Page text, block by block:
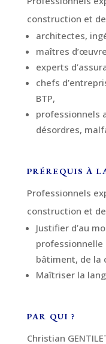
construction et
architectes,
maîtres
experts
chefs
BTP,
professionnels
désordres,
PRÉREQUIS À
Professionnels
construction et
Justifier d’au
professionnelle
bâtiment, de la
Maîtriser la
PAR QUI ?
Christian